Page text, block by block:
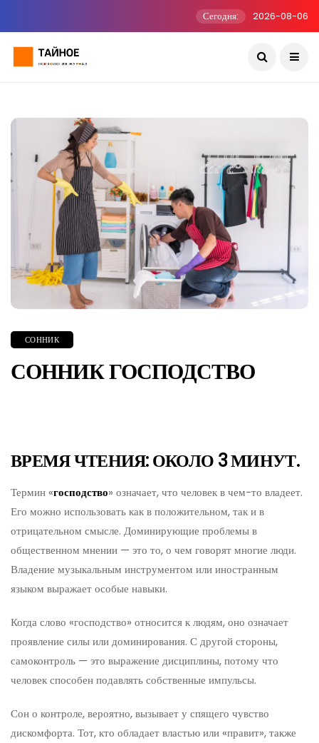
Сегодня: 2026-08-06
СОННИК
СОННИК ГОСПОДСТВО
ВРЕМЯ ЧТЕНИЯ: ОКОЛО 3 МИНУТ.
Термин «господство» означает, что человек в чем-то владеет.
Его можно использовать как в положительном, так и в
отрицательном смысле. Доминирующие проблемы в
общественном мнении — это то, о чем говорят многие люди.
Владение музыкальным инструментом или иностранным
языком выражает особые навыки.
Когда слово «господство» относится к людям, оно означает
проявление силы или доминирования. С другой стороны,
самоконтроль — это выражение дисциплины, потому что
человек способен подавлять собственные импульсы.
Сон о контроле, вероятно, вызывает у спящего чувство
дискомфорта. Тот, кто обладает властью или «правит», также